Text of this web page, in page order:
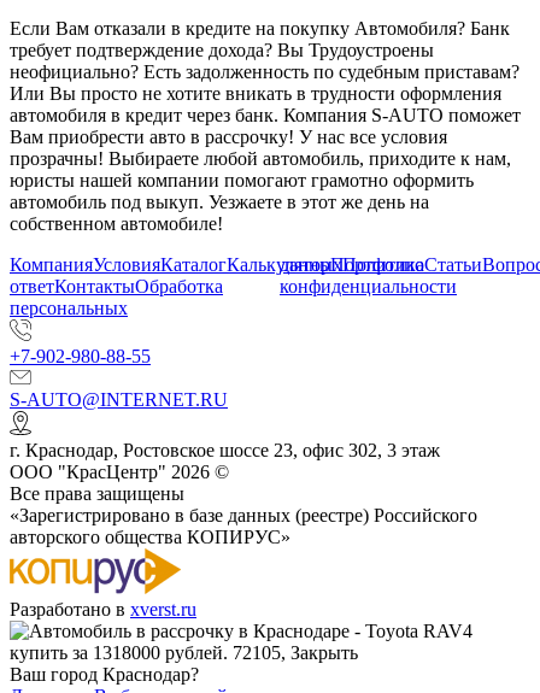
Если Вам отказали в кредите на покупку Автомобиля? Банк
требует подтверждение дохода? Вы Трудоустроены
неофициально? Есть задолженность по судебным приставам?
Или Вы просто не хотите вникать в трудности оформления
автомобиля в кредит через банк. Компания S-AUTO поможет
Вам приобрести авто в рассрочку! У нас все условия
прозрачны! Выбираете любой автомобиль, приходите к нам,
юристы нашей компании помогают грамотно оформить
автомобиль под выкуп. Уезжаете в этот же день на
собственном автомобиле!
КомпанияУсловияКаталогКалькуляторПортфолиоСтатьи
ответКонтактыОбработка
персональных
данныхПолитика
конфиденциальности
+7-902-980-88-55
S-AUTO@INTERNET.RU
г. Краснодар, Ростовское шоссе 23, офис 302, 3 этаж
ООО "КрасЦентр" 2026 ©
Все права защищены
«Зарегистрировано в базе данных (реестре) Российского
авторского общества КОПИРУС»
Разработано в xverst.ru
Ваш город Краснодар?